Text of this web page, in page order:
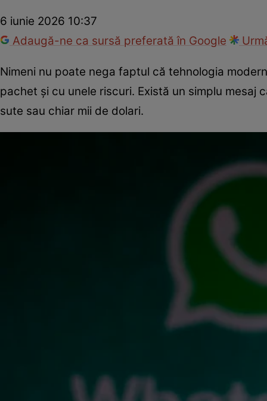
6 iunie 2026 10:37
Adaugă-ne ca sursă preferată în Google
Nimeni nu poate nega faptul că tehnologia
pachet și cu unele riscuri. Există un simplu
sute sau chiar mii de dolari.